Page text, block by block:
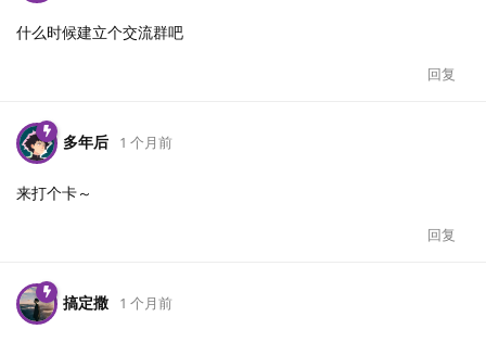
什么时候建立个交流群吧
回复
多年后 1 个月前
来打个卡～
回复
搞定撒 1 个月前